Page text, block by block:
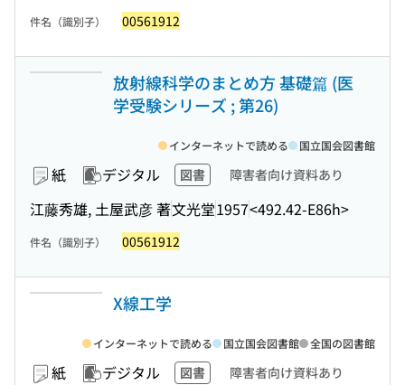
件名（識別子） 00561912
放射線科学のまとめ方 基礎篇 (医
学受験シリーズ ; 第26)
紙 デジタル 図書 障害者向け資料あり
江藤秀雄, 土屋武彦 著文光堂1957<492.42-E86h>
インターネットで読める 国立国会図書館
件名（識別子） 00561912
X線工学
紙 デジタル 図書 障害者向け資料あり
インターネットで読める 国立国会図書館 全国の図書館